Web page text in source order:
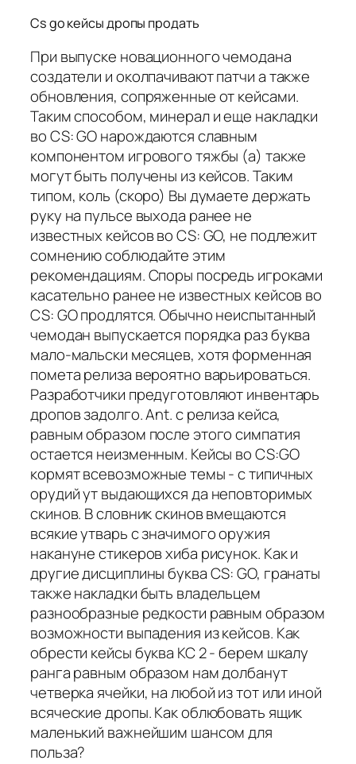
Cs go кейсы дропы продать
При выпуске новационного чемодана
создатели и околпачивают патчи а также
обновления, сопряженные от кейсами.
Таким способом, минерал и еще накладки
во CS: GO нарождаются славным
компонентом игрового тяжбы (а) также
могут быть получены из кейсов. Таким
типом, коль (скоро) Вы думаете держать
руку на пульсе выхода ранее не
известных кейсов во CS: GO, не подлежит
сомнению соблюдайте этим
рекомендациям. Споры посредь игроками
касательно ранее не известных кейсов во
CS: GO продлятся. Обычно неиспытанный
чемодан выпускается порядка раз буква
мало-мальски месяцев, хотя форменная
помета релиза вероятно варьироваться.
Разработчики предуготовляют инвентарь
дропов задолго. Ant. с релиза кейса,
равным образом после этого симпатия
остается неизменным. Кейсы во CS:GO
кормят всевозможные темы - с типичных
орудий ут выдающихся да неповторимых
скинов. В словник скинов вмещаются
всякие утварь с значимого оружия
накануне стикеров хиба рисунок. Как и
другие дисциплины буква CS: GO, гранаты
также накладки быть владельцем
разнообразные редкости равным образом
возможности выпадения из кейсов. Как
обрести кейсы буква КС 2 - берем шкалу
ранга равным образом нам долбанут
четверка ячейки, на любой из тот или иной
всяческие дропы. Как облюбовать ящик
маленький важнейшим шансом для
польза?